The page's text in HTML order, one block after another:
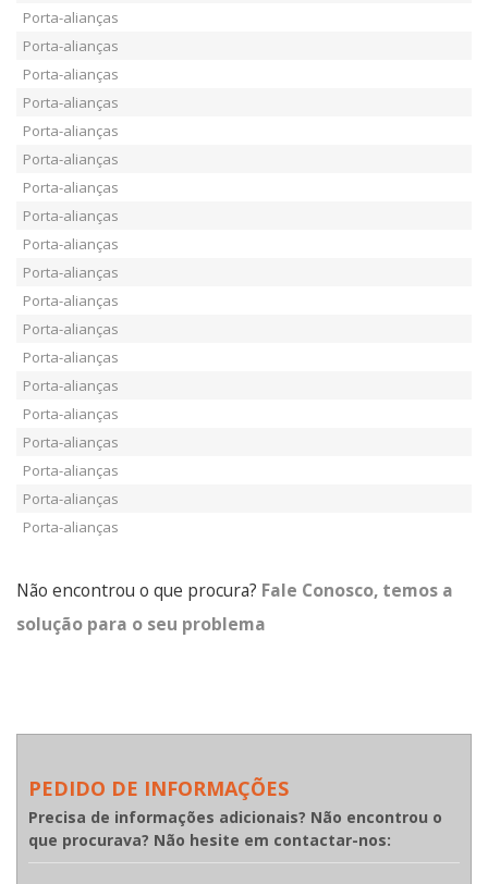
Porta-alianças
Porta-alianças
Porta-alianças
Porta-alianças
Porta-alianças
Porta-alianças
Porta-alianças
Porta-alianças
Porta-alianças
Porta-alianças
Porta-alianças
Porta-alianças
Porta-alianças
Porta-alianças
Porta-alianças
Porta-alianças
Porta-alianças
Porta-alianças
Porta-alianças
Não encontrou o que procura? Fale Conosco, temos a
solução para o seu problema
PEDIDO DE INFORMAÇÕES
Precisa de informações adicionais? Não encontrou o
que procurava? Não hesite em contactar-nos: